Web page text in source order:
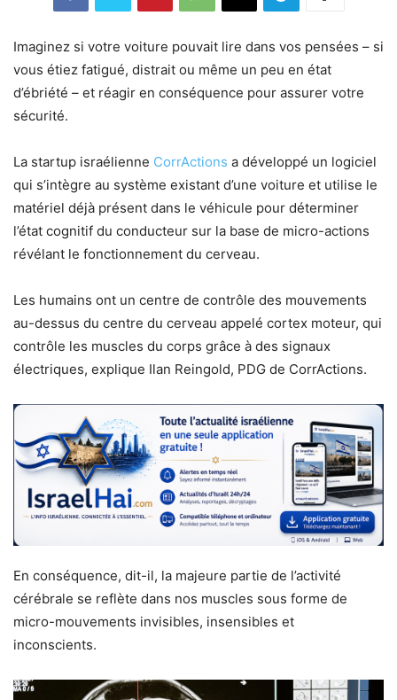
Imaginez si votre voiture pouvait lire dans vos pensées – si
vous étiez fatigué, distrait ou même un peu en état
d’ébriété – et réagir en conséquence pour assurer votre
sécurité.
La startup israélienne CorrActions a développé un logiciel
qui s’intègre au système existant d’une voiture et utilise le
matériel déjà présent dans le véhicule pour déterminer
l’état cognitif du conducteur sur la base de micro-actions
révélant le fonctionnement du cerveau.
Les humains ont un centre de contrôle des mouvements
au-dessus du centre du cerveau appelé cortex moteur, qui
contrôle les muscles du corps grâce à des signaux
électriques, explique Ilan Reingold, PDG de CorrActions.
En conséquence, dit-il, la majeure partie de l’activité
cérébrale se reflète dans nos muscles sous forme de
micro-mouvements invisibles, insensibles et
inconscients.